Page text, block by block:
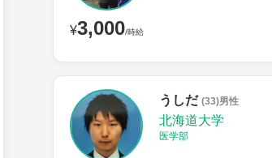
¥3,000/時給
うしだ (33)男性
北海道大学
医学部